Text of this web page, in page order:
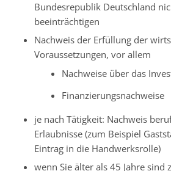
Bundesrepublik Deutschland
beeinträchtigen
Nachweis der Erfüllung der
Voraussetzungen, vor allem
Nachweise über das
Finanzierungsnachweise
je nach Tätigkeit: Nachweis
Erlaubnisse (zum Beispiel
Eintrag in die Handwerksrolle)
wenn Sie älter als 45 Jahre sind